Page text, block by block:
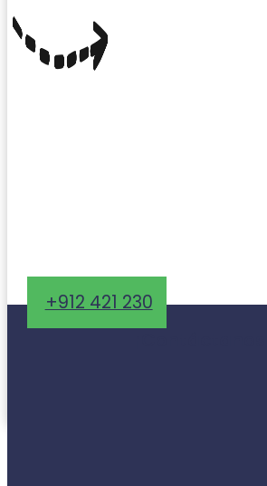
+912 421 230